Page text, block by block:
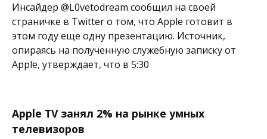
Инсайдер @L0vetodream сообщил на своей
страничке в Twitter о том, что Apple готовит в
этом году еще одну презентацию. Источник,
опираясь на полученную служебную записку от
Apple, утверждает, что в 5:30
Apple TV занял 2% на рынке умных
телевизоров